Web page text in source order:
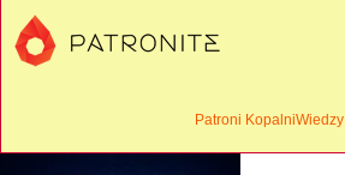
Patroni KopalniWiedzy